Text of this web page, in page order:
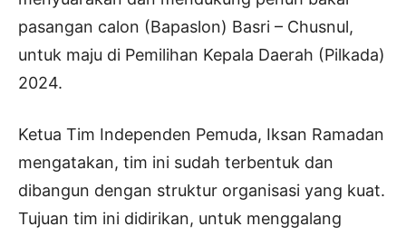
pasangan calon (Bapaslon) Basri – Chusnul,
untuk maju di Pemilihan Kepala Daerah (Pilkada)
2024.
Ketua Tim Independen Pemuda, Iksan Ramadan
mengatakan, tim ini sudah terbentuk dan
dibangun dengan struktur organisasi yang kuat.
Tujuan tim ini didirikan, untuk menggalang